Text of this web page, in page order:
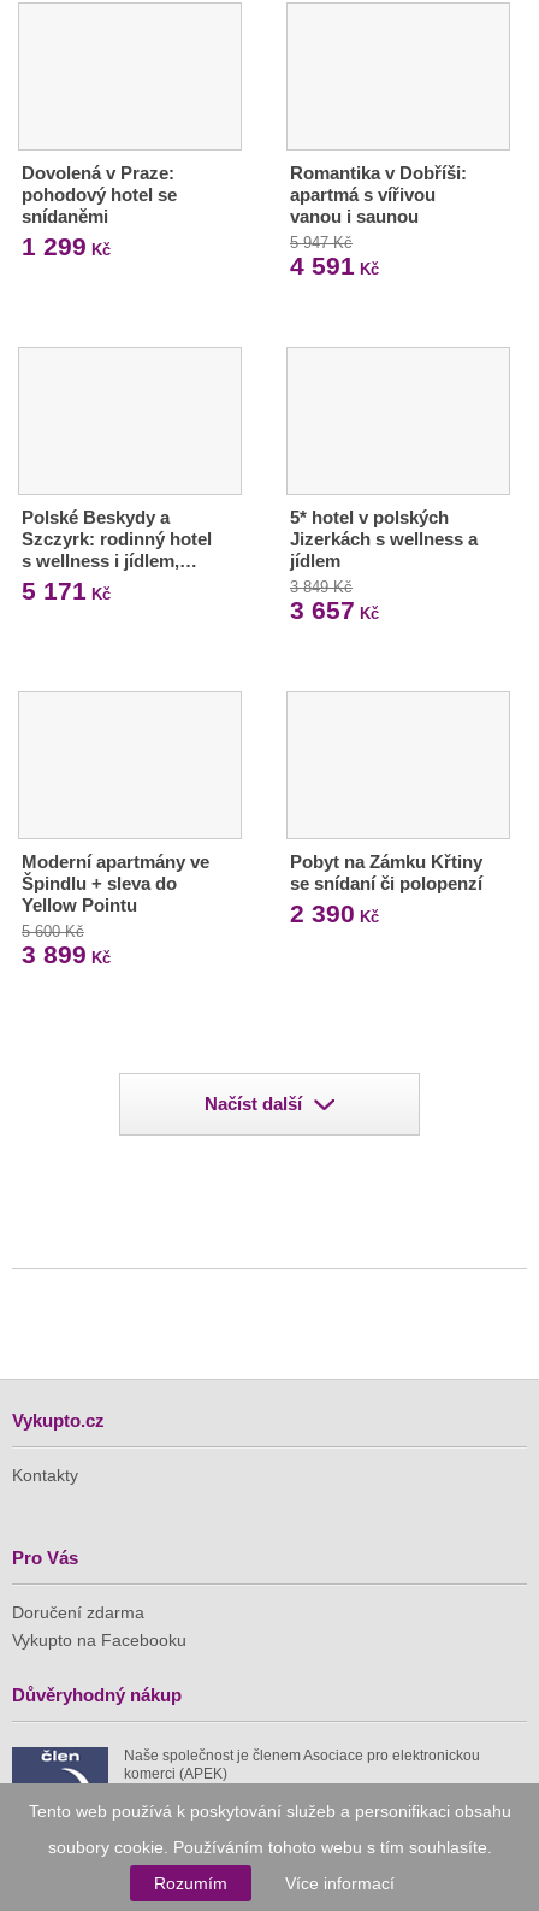
Tento web používá k poskytování služeb a personifikaci obsahu
soubory cookie. Používáním tohoto webu s tím souhlasíte.
Rozumím
Více informací
Dovolená v Praze:
pohodový hotel se
snídaněmi
1 299 Kč
Romantika v Dobříši:
apartmá s vířivou
vanou i saunou
5 947 Kč
4 591 Kč
Polské Beskydy a
Szczyrk: rodinný hotel
s wellness i jídlem,…
5 171 Kč
5* hotel v polských
Jizerkách s wellness a
jídlem
3 849 Kč
3 657 Kč
Moderní apartmány ve
Špindlu + sleva do
Yellow Pointu
5 600 Kč
3 899 Kč
Pobyt na Zámku Křtiny
se snídaní či polopenzí
2 390 Kč
Načíst další
Vykupto.cz
Kontakty
Pro Vás
Doručení zdarma
Vykupto na Facebooku
Důvěryhodný nákup
Naše společnost je členem Asociace pro elektronickou
komerci (APEK)
Již od roku 2010